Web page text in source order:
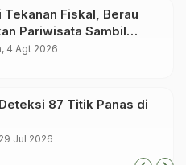
Tekanan Fiskal, Berau
Pariwisata Sambil
Dana Transfer Pusat
4 Agt 2026
87 Titik Panas di
Jul 2026